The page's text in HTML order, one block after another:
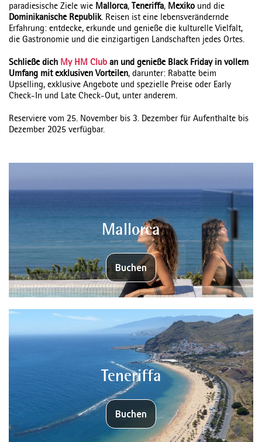
paradiesische Ziele wie Mallorca, Teneriffa, Mexiko und die
Dominikanische Republik. Reisen ist eine lebensverändernde
Erfahrung: entdecke, erkunde und genieße die kulturelle Vielfalt,
die Gastronomie und die einzigartigen Landschaften jedes Ortes.
Schließe dich My HM Club an und genieße Black Friday in vollem
Umfang mit exklusiven Vorteilen, darunter: Rabatte beim
Upselling, exklusive Angebote und spezielle Preise oder Early
Check-In und Late Check-Out, unter anderem.
Reserviere vom 25. November bis 3. Dezember für Aufenthalte bis
Dezember 2025 verfügbar.
Mallorca
Buchen
Teneriffa
Buchen